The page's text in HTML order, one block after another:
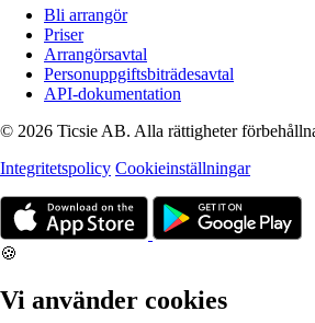
Bli arrangör
Priser
Arrangörsavtal
Personuppgiftsbiträdesavtal
API-dokumentation
© 2026 Ticsie AB. Alla rättigheter
Integritetspolicy Cookieinställningar
🍪
Vi använder cookies